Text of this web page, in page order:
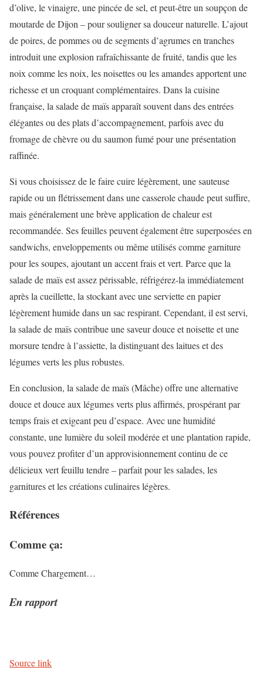
d’olive, le vinaigre, une pincée de sel, et peut-être un soupçon de
moutarde de Dijon – pour souligner sa douceur naturelle. L’ajout
de poires, de pommes ou de segments d’agrumes en tranches
introduit une explosion rafraîchissante de fruité, tandis que les
noix comme les noix, les noisettes ou les amandes apportent une
richesse et un croquant complémentaires. Dans la cuisine
française, la salade de maïs apparaît souvent dans des entrées
élégantes ou des plats d’accompagnement, parfois avec du
fromage de chèvre ou du saumon fumé pour une présentation
raffinée.
Si vous choisissez de le faire cuire légèrement, une sauteuse
rapide ou un flétrissement dans une casserole chaude peut suffire,
mais généralement une brève application de chaleur est
recommandée. Ses feuilles peuvent également être superposées en
sandwichs, enveloppements ou même utilisés comme garniture
pour les soupes, ajoutant un accent frais et vert. Parce que la
salade de maïs est assez périssable, réfrigérez-la immédiatement
après la cueillette, la stockant avec une serviette en papier
légèrement humide dans un sac respirant. Cependant, il est servi,
la salade de maïs contribue une saveur douce et noisette et une
morsure tendre à l’assiette, la distinguant des laitues et des
légumes verts les plus robustes.
En conclusion, la salade de maïs (Mâche) offre une alternative
douce et douce aux légumes verts plus affirmés, prospérant par
temps frais et exigeant peu d’espace. Avec une humidité
constante, une lumière du soleil modérée et une plantation rapide,
vous pouvez profiter d’un approvisionnement continu de ce
délicieux vert feuillu tendre – parfait pour les salades, les
garnitures et les créations culinaires légères.
Références
Comme ça:
CommeChargement…
En rapport
Source link